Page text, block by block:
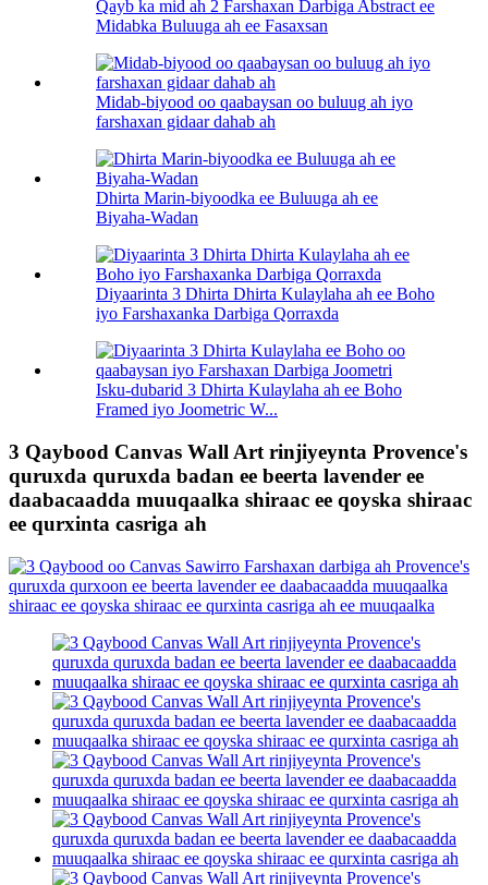
Qayb ka mid ah 2 Farshaxan Darbiga Abstract ee
Midabka Buluuga ah ee Fasaxsan
Midab-biyood oo qaabaysan oo buluug ah iyo
farshaxan gidaar dahab ah
Dhirta Marin-biyoodka ee Buluuga ah ee
Biyaha-Wadan
Diyaarinta 3 Dhirta Dhirta Kulaylaha ah ee Boho
iyo Farshaxanka Darbiga Qorraxda
Isku-dubarid 3 Dhirta Kulaylaha ah ee Boho
Framed iyo Joometric W...
3 Qaybood Canvas Wall Art rinjiyeynta Provence's
quruxda quruxda badan ee beerta lavender ee
daabacaadda muuqaalka shiraac ee qoyska shiraac
ee qurxinta casriga ah